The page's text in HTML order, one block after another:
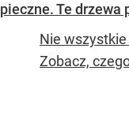
Te
Nie
Zobacz,